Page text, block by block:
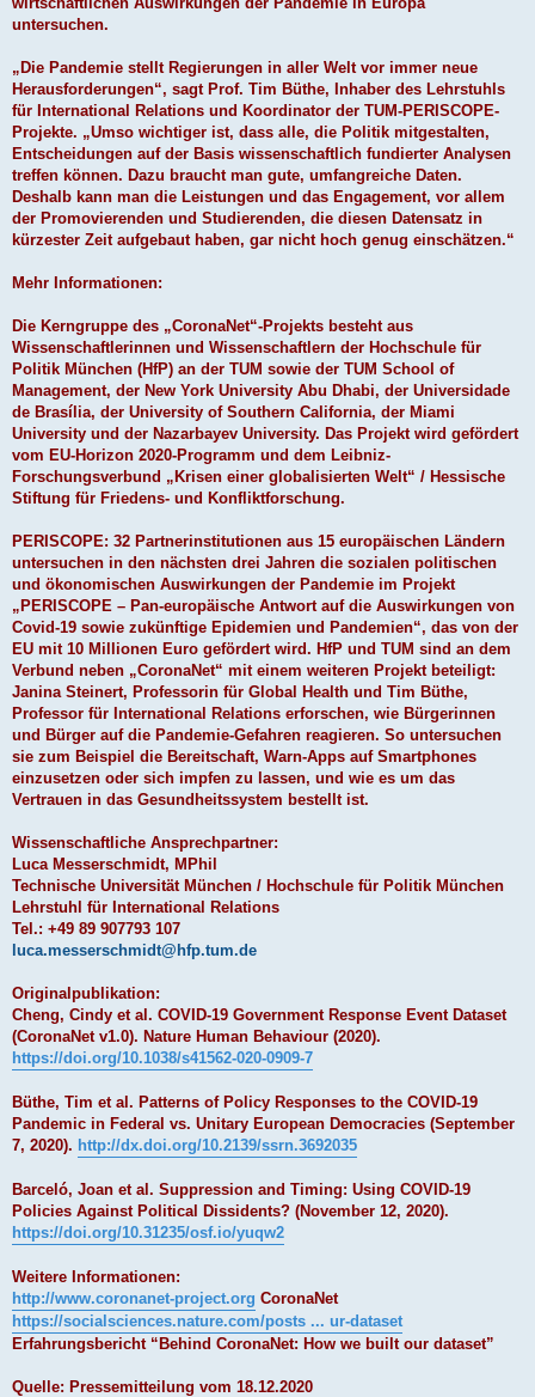
untersuchen.
„Die Pandemie stellt Regierungen in aller Welt vor immer neue
Herausforderungen“, sagt Prof. Tim Büthe, Inhaber des Lehrstuhls
für International Relations und Koordinator der TUM-PERISCOPE-
Projekte. „Umso wichtiger ist, dass alle, die Politik mitgestalten,
Entscheidungen auf der Basis wissenschaftlich fundierter Analysen
treffen können. Dazu braucht man gute, umfangreiche Daten.
Deshalb kann man die Leistungen und das Engagement, vor allem
der Promovierenden und Studierenden, die diesen Datensatz in
kürzester Zeit aufgebaut haben, gar nicht hoch genug einschätzen.“
Mehr Informationen:
Die Kerngruppe des „CoronaNet“-Projekts besteht aus
Wissenschaftlerinnen und Wissenschaftlern der Hochschule für
Politik München (HfP) an der TUM sowie der TUM School of
Management, der New York University Abu Dhabi, der Universidade
de Brasília, der University of Southern California, der Miami
University und der Nazarbayev University. Das Projekt wird gefördert
vom EU-Horizon 2020-Programm und dem Leibniz-
Forschungsverbund „Krisen einer globalisierten Welt“ / Hessische
Stiftung für Friedens- und Konfliktforschung.
PERISCOPE: 32 Partnerinstitutionen aus 15 europäischen Ländern
untersuchen in den nächsten drei Jahren die sozialen politischen
und ökonomischen Auswirkungen der Pandemie im Projekt
„PERISCOPE – Pan-europäische Antwort auf die Auswirkungen von
Covid-19 sowie zukünftige Epidemien und Pandemien“, das von der
EU mit 10 Millionen Euro gefördert wird. HfP und TUM sind an dem
Verbund neben „CoronaNet“ mit einem weiteren Projekt beteiligt:
Janina Steinert, Professorin für Global Health und Tim Büthe,
Professor für International Relations erforschen, wie Bürgerinnen
und Bürger auf die Pandemie-Gefahren reagieren. So untersuchen
sie zum Beispiel die Bereitschaft, Warn-Apps auf Smartphones
einzusetzen oder sich impfen zu lassen, und wie es um das
Vertrauen in das Gesundheitssystem bestellt ist.
Wissenschaftliche Ansprechpartner:
Luca Messerschmidt, MPhil
Technische Universität München / Hochschule für Politik München
Lehrstuhl für International Relations
Tel.: +49 89 907793 107
luca.messerschmidt@hfp.tum.de
Originalpublikation:
Cheng, Cindy et al. COVID-19 Government Response Event Dataset
(CoronaNet v1.0). Nature Human Behaviour (2020).
https://doi.org/10.1038/s41562-020-0909-7
Büthe, Tim et al. Patterns of Policy Responses to the COVID-19
Pandemic in Federal vs. Unitary European Democracies (September
7, 2020). http://dx.doi.org/10.2139/ssrn.3692035
Barceló, Joan et al. Suppression and Timing: Using COVID-19
Policies Against Political Dissidents? (November 12, 2020).
https://doi.org/10.31235/osf.io/yuqw2
Weitere Informationen:
http://www.coronanet-project.org CoronaNet
https://socialsciences.nature.com/posts ... ur-dataset
Erfahrungsbericht “Behind CoronaNet: How we built our dataset”
Quelle: Pressemitteilung vom 18.12.2020